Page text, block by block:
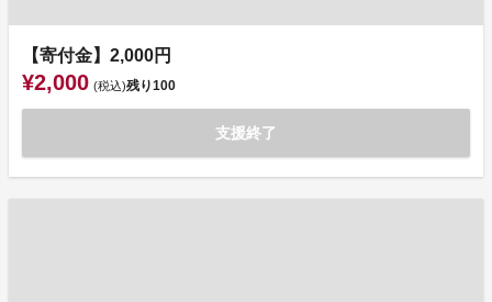
【寄付金】2,000円
¥2,000 (税込)残り100
支援終了